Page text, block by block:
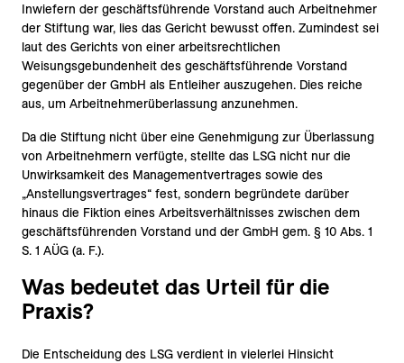
Inwiefern der geschäftsführende Vorstand auch Arbeitnehmer
der Stiftung war, lies das Gericht bewusst offen. Zumindest sei
laut des Gerichts von einer arbeitsrechtlichen
Weisungsgebundenheit des geschäftsführende Vorstand
gegenüber der GmbH als Entleiher auszugehen. Dies reiche
aus, um Arbeitnehmerüberlassung anzunehmen.
Da die Stiftung nicht über eine Genehmigung zur Überlassung
von Arbeitnehmern verfügte, stellte das LSG nicht nur die
Unwirksamkeit des Managementvertrages sowie des
„Anstellungsvertrages“ fest, sondern begründete darüber
hinaus die Fiktion eines Arbeitsverhältnisses zwischen dem
geschäftsführenden Vorstand und der GmbH gem. § 10 Abs. 1
S. 1 AÜG (a. F.).
Was bedeutet das Urteil für die
Praxis?
Die Entscheidung des LSG verdient in vielerlei Hinsicht